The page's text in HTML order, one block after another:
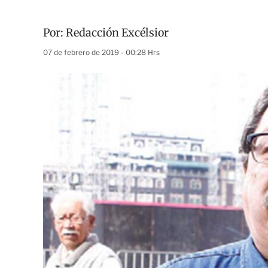
Por: Redacción Excélsior
07 de febrero de 2019 - 00:28 Hrs